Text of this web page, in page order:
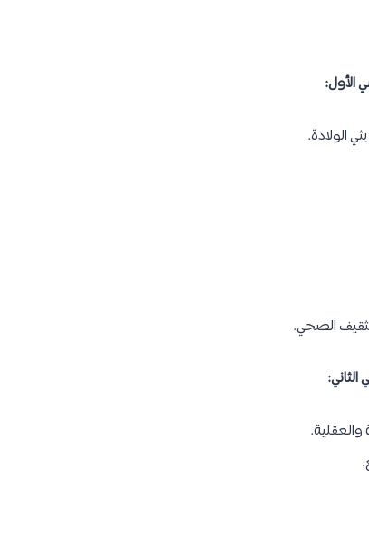
الأول:
الولادة.
الصحي.